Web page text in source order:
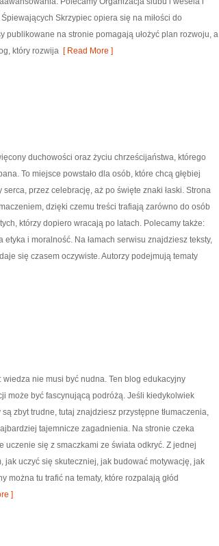
Skrzypiec opiera się na miłości do
publikowane na stronie pomagają ułożyć plan rozwoju, a
który rozwija [ Read More ]
duchowości oraz życiu chrześcijaństwa, którego
To miejsce powstało dla osób, które chcą głębiej
przez celebrację, aż po święte znaki łaski. Strona
dzięki czemu treści trafiają zarówno do osób
którzy dopiero wracają po latach. Polecamy także:
i moralność. Na łamach serwisu znajdziesz teksty,
się czasem oczywiste. Autorzy podejmują tematy
wiedza nie musi być nudna. Ten blog edukacyjny
może być fascynującą podróżą. Jeśli kiedykolwiek
zbyt trudne, tutaj znajdziesz przystępne tłumaczenia,
tajemnicze zagadnienia. Na stronie czeka
uczenie się z smaczkami ze świata odkryć. Z jednej
jak uczyć się skuteczniej, jak budować motywację, jak
można tu trafić na tematy, które rozpalają głód
]